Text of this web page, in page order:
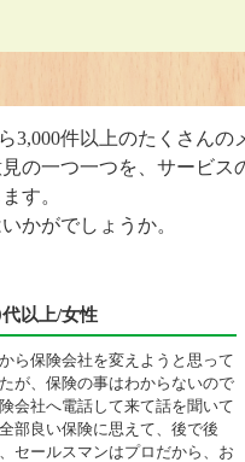
3,000件以上のたくさんの
の一つ一つを、サービス
す。
かがでしょうか。
以上/女性
ら保険会社を変えようと思って
が、保険の事はわからないので
会社へ電話して来て話を聞いて
部良い保険に思えて、後で後
セールスマンはプロだから、お